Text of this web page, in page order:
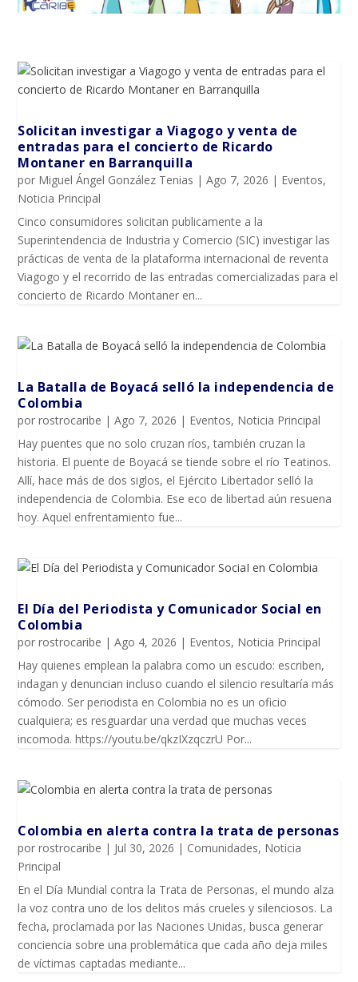
Solicitan investigar a Viagogo y venta de
entradas para el concierto de Ricardo
Montaner en Barranquilla
por Miguel Ángel González Tenias |Ago 7, 2026 | Eventos,
Noticia Principal
Cinco consumidores solicitan publicamente a la
Superintendencia de Industria y Comercio (SIC) investigar las
prácticas de venta de la plataforma internacional de reventa
Viagogo y el recorrido de las entradas comercializadas para el
concierto de Ricardo Montaner en...
La Batalla de Boyacá selló la independencia de
Colombia
porrostrocaribe |Ago 7, 2026 | Eventos, Noticia Principal
Hay puentes que no solo cruzan ríos, también cruzan la
historia. El puente de Boyacá se tiende sobre el río Teatinos.
Allí, hace más de dos siglos, el Ejército Libertador selló la
independencia de Colombia. Ese eco de libertad aún resuena
hoy. Aquel enfrentamiento fue...
El Día del Periodista y Comunicador SociaI en
Colombia
porrostrocaribe |Ago 4, 2026 | Eventos, Noticia Principal
Hay quienes emplean la palabra como un escudo: escriben,
indagan y denuncian incluso cuando el silencio resultaría más
cómodo. Ser periodista en Colombia no es un oficio
cualquiera; es resguardar una verdad que muchas veces
incomoda. https://youtu.be/qkzIXzqczrU Por...
Colombia en alerta contra la trata de personas
porrostrocaribe | Jul 30, 2026 | Comunidades, Noticia
Principal
En el Día Mundial contra la Trata de Personas, el mundo alza
la voz contra uno de los delitos más crueles y silenciosos. La
fecha, proclamada por las Naciones Unidas, busca generar
conciencia sobre una problemática que cada año deja miles
de víctimas captadas mediante...